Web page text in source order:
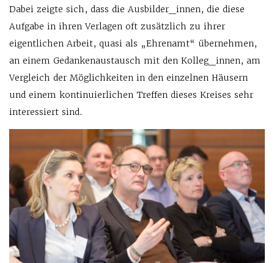
Dabei zeigte sich, dass die Ausbilder_innen, die diese
Aufgabe in ihren Verlagen oft zusätzlich zu ihrer
eigentlichen Arbeit, quasi als „Ehrenamt“ übernehmen,
an einem Gedankenaustausch mit den Kolleg_innen, am
Vergleich der Möglichkeiten in den einzelnen Häusern
und einem kontinuierlichen Treffen dieses Kreises sehr
interessiert sind.